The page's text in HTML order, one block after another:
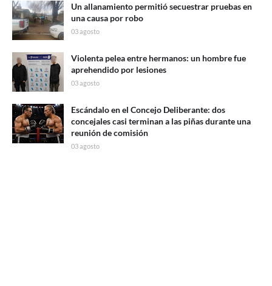
Un allanamiento permitió secuestrar pruebas en
una causa por robo
03 agosto
Violenta pelea entre hermanos: un hombre fue
aprehendido por lesiones
03 agosto
Escándalo en el Concejo Deliberante: dos
concejales casi terminan a las piñas durante una
reunión de comisión
03 agosto